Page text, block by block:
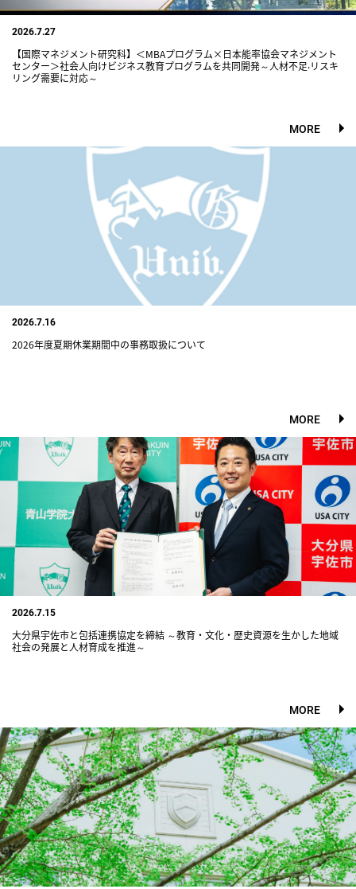
2026.7.27
【国際マネジメント研究科】＜MBAプログラム×日本能率協会マネジメント
センター＞社会人向けビジネス教育プログラムを共同開発～人材不足‧リスキ
リング需要に対応～
MORE
2026.7.16
2026年度夏期休業期間中の事務取扱について
MORE
2026.7.15
大分県宇佐市と包括連携協定を締結 ～教育・文化・歴史資源を生かした地域
社会の発展と人材育成を推進～
MORE